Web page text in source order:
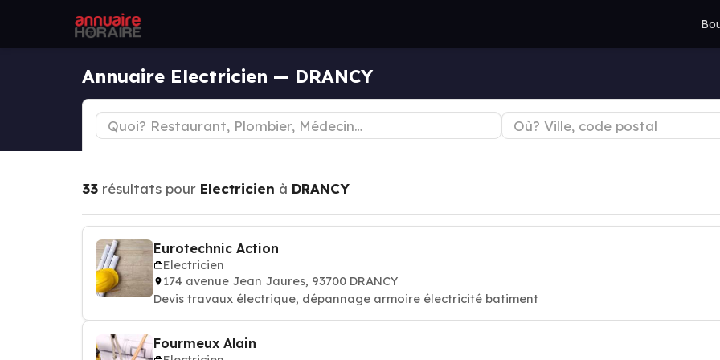
Annuaire Electricien — DRANCY
33 résultats pour Electricien à DRANCY
Eurotechnic Action
Electricien
174 avenue Jean Jaures, 93700 DRANCY
Devis travaux électrique, dépannage armoire électricité batiment
Fourmeux Alain